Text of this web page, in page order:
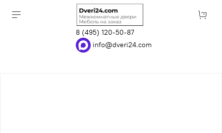
8 (495) 120-50-87
info@dveri24.com